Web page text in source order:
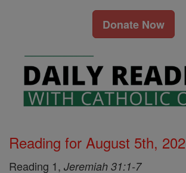
Donate Now
Reading for August 5th,
Reading 1, Jeremiah 31:1-7